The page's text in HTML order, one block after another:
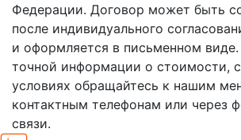
Федерации. Договор может быть
после индивидуального
и оформляется в письменном
точной информации о стоимости,
условиях обращайтесь к нашим
контактным телефонам или через
связи.